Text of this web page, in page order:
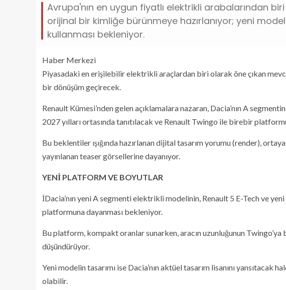
Avrupa'nın en uygun fiyatlı elektrikli arabalarından
orijinal bir kimliğe bürünmeye hazırlanıyor; yeni
kullanması bekleniyor.
Haber Merkezi
Piyasadaki en erişilebilir elektrikli araçlardan biri olarak öne çıkan
bir dönüşüm geçirecek.
Renault Kümesi’nden gelen açıklamalara nazaran, Dacia’nın A
2027 yılları ortasında tanıtılacak ve Renault Twingo ile birebir
Bu beklentiler ışığında hazırlanan dijital tasarım yorumu (render),
yayınlanan teaser görsellerine dayanıyor.
YENİ PLATFORM VE BOYUTLAR
İDacia’nın yeni A segmenti elektrikli modelinin, Renault 5 E-Tech ve
platformuna dayanması bekleniyor.
Bu platform, kompakt oranlar sunarken, aracın uzunluğunun Twingo’ya
düşündürüyor.
Yeni modelin tasarımı ise Dacia’nın aktüel tasarım lisanını yansıtacak
olabilir.